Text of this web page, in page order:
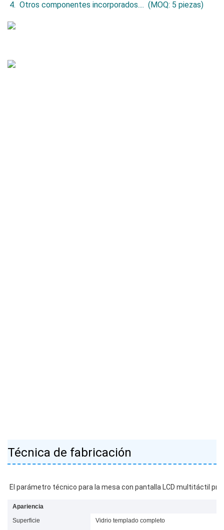
Técnica de fabricación
Apariencia
Superficie
Vidrio templado completo